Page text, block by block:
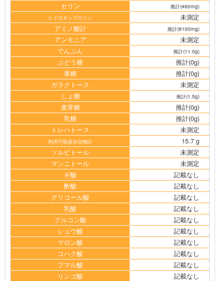
セリン
推計(460mg)
ヒドロキシプロリン
未測定
アミノ酸計
推計(9100mg)
アンモニア
未測定
でんぷん
推計(11.0g)
ぶどう糖
推計(0g)
果糖
推計(0g)
ガラクトース
未測定
しょ糖
推計(1.5g)
麦芽糖
推計(0g)
乳糖
推計(0g)
トレハトース
未測定
利用可能炭水化物計
15.7 g
ソルビトール
未測定
マンニトール
未測定
ギ酸
記載なし
酢酸
記載なし
グリコール酸
記載なし
乳酸
記載なし
グルコン酸
記載なし
シュウ酸
記載なし
マロン酸
記載なし
コハク酸
記載なし
フマル酸
記載なし
リンゴ酸
記載なし